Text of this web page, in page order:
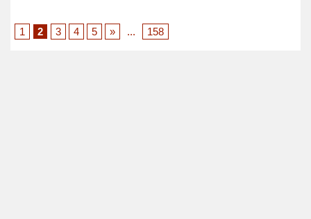
1 2 3 4 5 » ... 158